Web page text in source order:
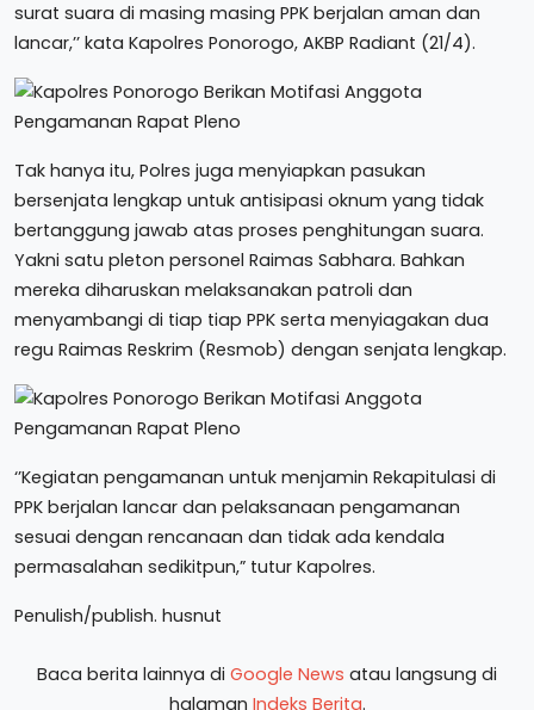
surat suara di masing masing PPK berjalan aman dan
lancar,’’ kata Kapolres Ponorogo, AKBP Radiant (21/4).
Tak hanya itu, Polres juga menyiapkan pasukan
bersenjata lengkap untuk antisipasi oknum yang tidak
bertanggung jawab atas proses penghitungan suara.
Yakni satu pleton personel Raimas Sabhara. Bahkan
mereka diharuskan melaksanakan patroli dan
menyambangi di tiap tiap PPK serta menyiagakan dua
regu Raimas Reskrim (Resmob) dengan senjata lengkap.
‘’Kegiatan pengamanan untuk menjamin Rekapitulasi di
PPK berjalan lancar dan pelaksanaan pengamanan
sesuai dengan rencanaan dan tidak ada kendala
permasalahan sedikitpun,” tutur Kapolres.
Penulish/publish. husnut
Baca berita lainnya di Google News atau langsung di
halaman Indeks Berita.